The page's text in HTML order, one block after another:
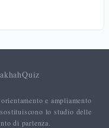
Quiz
e ampliamento
lo studio delle
di partenza.